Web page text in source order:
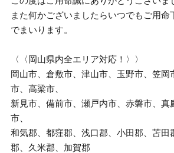
また何かございましたらいつでもご用命
でまいります。
〈〈岡山県内全エリア対応！〉〉
岡山市、倉敷市、津山市、玉野市、笠岡
市、高梁市、
新見市、備前市、瀬戸内市、赤磐市、真
市、
和気郡、都窪郡、浅口郡、小田郡、苫田
郡、久米郡、加賀郡